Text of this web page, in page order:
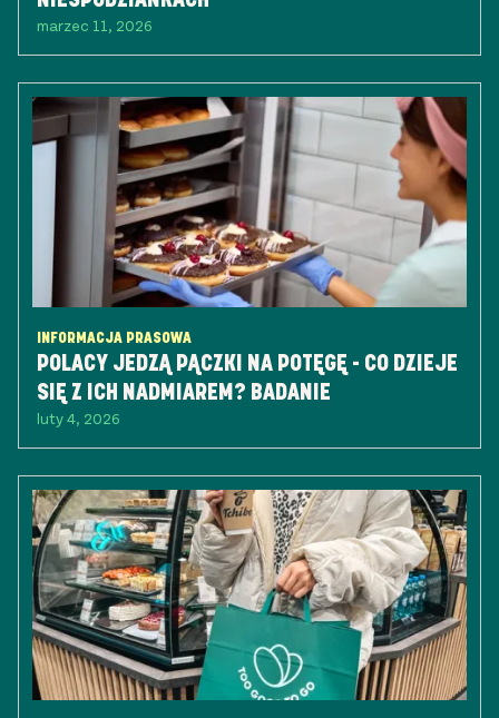
marzec 11, 2026
INFORMACJA PRASOWA
POLACY JEDZĄ PĄCZKI NA POTĘGĘ - CO DZIEJE
SIĘ Z ICH NADMIAREM? BADANIE
luty 4, 2026